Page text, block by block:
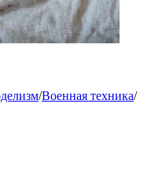
/Военная техника/